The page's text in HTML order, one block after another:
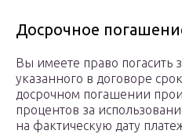
Досрочное
Вы имеете право погасить
указанного в договоре
досрочном погашении
процентов за
на фактическую дату